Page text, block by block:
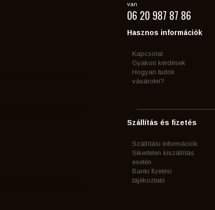
van
06 20 987 87 86
Hasznos információk
Kapcsolat
Gyakori kérdések
Hogyan tudok
vásárolni?
Szállítás és fizetés
Szállítási információk
Sikertelen kiszállítás
esetén
Banki fizetési
tájékoztató